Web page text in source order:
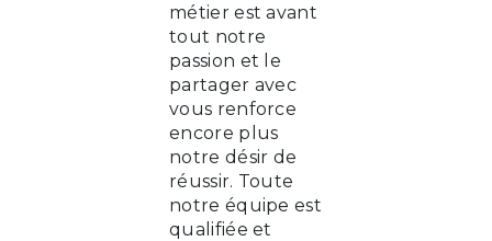
métier est avant
tout notre
passion et le
partager avec
vous renforce
encore plus
notre désir de
réussir. Toute
notre équipe est
qualifiée et